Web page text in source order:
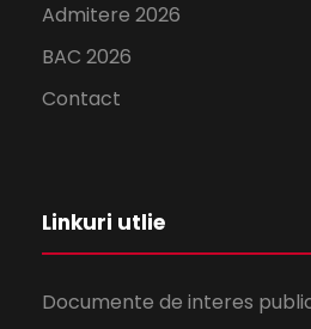
Admitere 2026
BAC 2026
Contact
Linkuri utlie
Documente de interes